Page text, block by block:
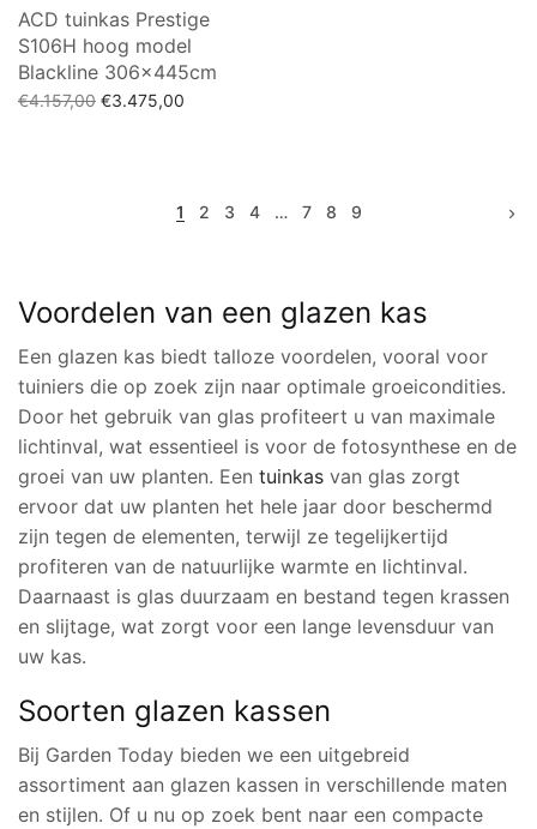
ACD tuinkas Prestige
S106H hoog model
Blackline 306x445cm
€4.157,00 Oorspronkelijke
€3.475,00
1 2 3 4 … 7 8 9
Voordelen van een glazen kas
Een glazen kas biedt talloze voordelen, vooral voor
tuiniers die op zoek zijn naar optimale groeicondities.
Door het gebruik van glas profiteert u van maximale
lichtinval, wat essentieel is voor de fotosynthese en de
groei van uw planten. Eentuinkas van glas zorgt
ervoor dat uw planten het hele jaar door beschermd
zijn tegen de elementen, terwijl ze tegelijkertijd
profiteren van de natuurlijke warmte en lichtinval.
Daarnaast is glas duurzaam en bestand tegen krassen
en slijtage, wat zorgt voor een lange levensduur van
uw kas.
Soorten glazen kassen
Bij Garden Today bieden we een uitgebreid
assortiment aan glazen kassen in verschillende maten
en stijlen. Of u nu op zoek bent naar een compacte